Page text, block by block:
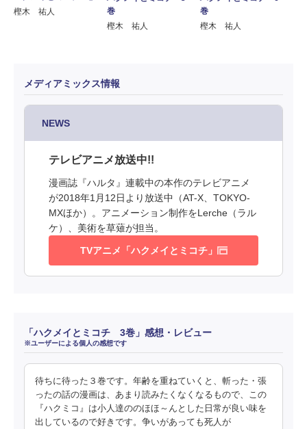
樫木 祐人
巻
樫木 祐人
巻
樫木 祐人
メディアミックス情報
NEWS
テレビアニメ放送中!!
漫画誌『ハルタ』連載中の本作のテレビアニメ
が2018年1月12日より放送中（AT-X、TOKYO-
MXほか）。アニメーション制作をLerche（ラル
ケ）、美術を草薙が担当。
TVアニメ「ハクメイとミコチ」
「ハクメイとミコチ 3巻」感想・レビュー
※ユーザーによる個人の感想です
待ちに待った３巻です。年齢を重ねていくと、斬った・張
ったの話の漫画は、あまり読みたくなくなるもので、この
『ハクミコ』は小人達ののほほ～んとした日常が良い味を
出しているので好きです。争いがあっても死人が